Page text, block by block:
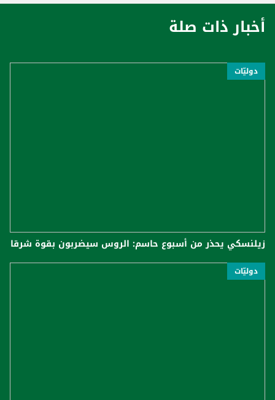
أخبار ذات صلة
دوليّات
زيلنسكي يحذر من أسبوع حاسم: الروس سيضربون بقوة شرقا
دوليّات